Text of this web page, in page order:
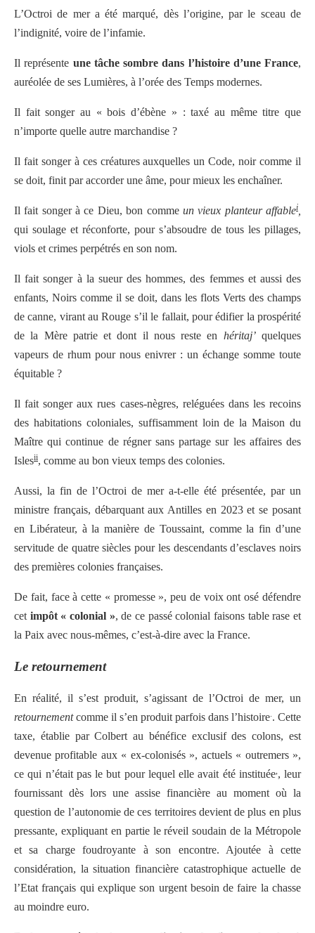
L’Octroi de mer a été marqué, dès l’origine, par le sceau de
l’indignité, voire de l’infamie.
Il représente une tâche sombre dans l’histoire d’une France,
auréolée de ses Lumières, à l’orée des Temps modernes.
Il fait songer au « bois d’ébène » : taxé au même titre que
n’importe quelle autre marchandise ?
Il fait songer à ces créatures auxquelles un Code, noir comme il
se doit, finit par accorder une âme, pour mieux les enchaîner.
Il fait songer à ce Dieu, bon comme un vieux planteur affablei,
qui soulage et réconforte, pour s’absoudre de tous les pillages,
viols et crimes perpétrés en son nom.
Il fait songer à la sueur des hommes, des femmes et aussi des
enfants, Noirs comme il se doit, dans les flots Verts des champs
de canne, virant au Rouge s’il le fallait, pour édifier la prospérité
de la Mère patrie et dont il nous reste en héritaj’quelques
vapeurs de rhum pour nous enivrer : un échange somme toute
équitable ?
Il fait songer aux rues cases-nègres, reléguées dans les recoins
des habitations coloniales, suffisamment loin de la Maison du
Maître qui continue de régner sans partage sur les affaires des
Islesii, comme au bon vieux temps des colonies.
Aussi, la fin de l’Octroi de mer a-t-elle été présentée, par un
ministre français, débarquant aux Antilles en 2023 et se posant
en Libérateur, à la manière de Toussaint, comme la fin d’une
servitude de quatre siècles pour les descendants d’esclaves noirs
des premières colonies françaises.
De fait, face à cette « promesse », peu de voix ont osé défendre
cet impôt « colonial », de ce passé colonial faisons table rase et
la Paix avec nous-mêmes, c’est-à-dire avec la France.
Le retournement
En réalité, il s’est produit, s’agissant de l’Octroi de mer, un
retournementcomme il s’en produit parfois dans l’histoire.. Cette
taxe, établie par Colbert au bénéfice exclusif des colons, est
devenue profitable aux « ex-colonisés », actuels « outremers »,
ce qui n’était pas le but pour lequel elle avait été instituée,, leur
fournissant dès lors une assise financière au moment où la
question de l’autonomie de ces territoires devient de plus en plus
pressante, expliquant en partie le réveil soudain de la Métropole
et sa charge foudroyante à son encontre. Ajoutée à cette
considération, la situation financière catastrophique actuelle de
l’Etat français qui explique son urgent besoin de faire la chasse
au moindre euro.